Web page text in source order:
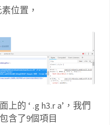
位置，
上的 ‘ .g h3.r a’，我們
含了9個項目